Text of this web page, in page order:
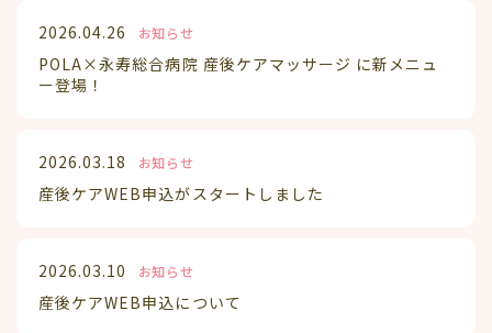
2026.04.26 お知らせ
POLA×永寿総合病院 産後ケアマッサージ に新メニュ
ー登場！
2026.03.18 お知らせ
産後ケアWEB申込がスタートしました
2026.03.10 お知らせ
産後ケアWEB申込について